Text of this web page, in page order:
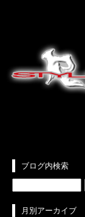
ブログ内検索
月別アーカイブ